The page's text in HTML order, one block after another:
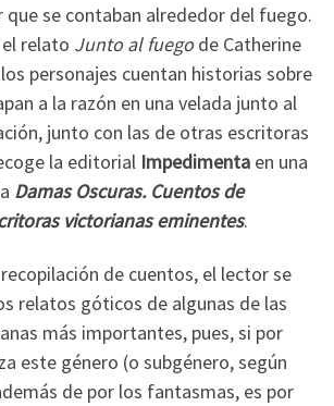
que se contaban alrededor del fuego.
relato Junto al fuegode Catherine
personajes cuentan historias sobre
a la razón en una velada junto al
junto con las de otras escritoras
la editorial Impedimenta en una
Damas Oscuras. Cuentos de
victorianas eminentes.
de cuentos, el lector se
relatos góticos de algunas de las
más importantes, pues, si por
este género (o subgénero, según
de por los fantasmas, es por